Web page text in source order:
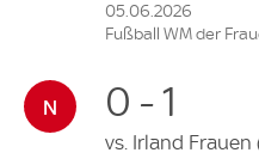
05.06.2026
Fußball WM der
0 - 1
vs. Irland Frauen